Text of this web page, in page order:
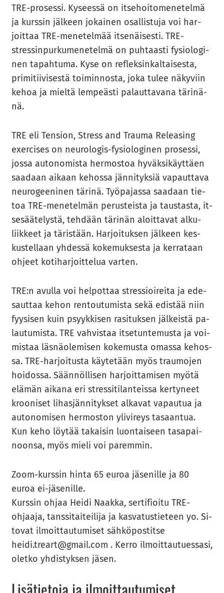
TRE-​prosessi. Ky­sees­sä on it­se­hoi­to­me­ne­tel­mä
ja kurs­sin jäl­keen jo­kai­nen osal­lis­tu­ja voi har­
joit­taa TRE-​menetelmää it­se­näi­ses­ti. TRE-​
stressinpurkumenetelmä on puh­taas­ti fy­sio­lo­gi­
nen ta­pah­tu­ma. Kyse on reflek­sin­kal­tai­ses­ta,
pri­mi­tii­vi­ses­tä toi­min­nos­ta, joka tulee nä­ky­viin
kehoa ja miel­tä lem­peäs­ti pa­laut­ta­va­na tä­ri­nä­
nä.
TRE eli Ten­sion, Stress and Trau­ma Re­lea­sing
exercises on neurologis-​fysiologinen pro­ses­si,
jossa au­to­no­mis­ta her­mos­toa hy­väk­si­käyt­täen
saa­daan ai­kaan ke­hos­sa jän­ni­tyk­siä va­paut­ta­va
neu­ro­gee­ni­nen tä­ri­nä. Työ­pa­jas­sa saa­daan tie­
toa TRE-​menetelmän pe­rus­teis­ta ja taus­tas­ta, it­
se­sää­te­lys­tä, teh­dään tä­ri­nän aloit­ta­vat al­ku­
liik­keet ja tä­ris­tään. Har­joi­tuk­sen jäl­keen kes­
kus­tel­laan yh­des­sä ko­ke­muk­ses­ta ja ker­ra­taan
oh­jeet ko­ti­har­joit­te­lua var­ten.
TRE:n avul­la voi hel­pot­taa stres­sioi­rei­ta ja ede­
saut­taa kehon ren­tou­tu­mis­ta sekä edis­tää niin
fyy­si­sen kuin psyyk­ki­sen ra­si­tuk­sen jäl­keis­tä pa­
lau­tu­mis­ta. TRE vah­vis­taa it­se­tun­te­mus­ta ja voi­
mis­taa läs­nä­ole­mi­sen ko­ke­mus­ta omas­sa ke­hos­
sa. TRE-​harjoitusta käy­te­tään myös trau­mo­jen
hoi­dos­sa. Sään­nöl­li­sen har­joit­ta­mi­sen myötä
elä­män ai­ka­na eri stres­si­ti­lan­teis­sa ker­ty­neet
kroo­ni­set li­has­jän­ni­tyk­set al­ka­vat va­pau­tua ja
au­to­no­mi­sen her­mos­ton yli­vi­reys ta­saan­tua.
Kun keho löy­tää ta­kai­sin luon­tai­seen ta­sa­pai­
noon­sa, myös mieli voi pa­rem­min.
Zoom-​kurssin hinta 65 euroa jä­se­nil­le ja 80
euroa ei-​jäsenille.
Kurs­sin ohjaa Heidi Naak­ka, ser­ti­fioi­tu TRE-​
ohjaaja, tans­si­tai­tei­li­ja ja kas­va­tus­tie­teen yo. Si­
to­vat il­moit­tau­tu­mi­set säh­kö­pos­tit­se
heidi.treart@gmail.com . Kerro il­moit­tau­tues­sa­si,
olet­ko yh­dis­tyk­sen jäsen.